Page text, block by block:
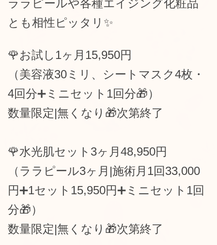
ララピールや各種エイジング化粧品
とも相性ピッタリ✨
🌹お試し1ヶ月15,950円
（美容液30ミリ、シートマスク4枚・
4回分➕ミニセット1回分🎁）
数量限定|無くなり🎁次第終了
🌹水光肌セット3ヶ月48,950円
（ララピール3ヶ月|施術月1回33,000
円➕1セット15,950円➕ミニセット1回
分🎁）
数量限定|無くなり🎁次第終了